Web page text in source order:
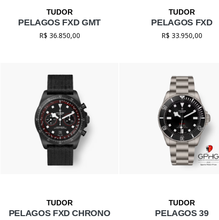
PELAGOS FXD GMT
R$ 36.850,00
PELAGOS FXD
R$ 33.950,00
PELAGOS FXD CHRONO PELAGOS 39